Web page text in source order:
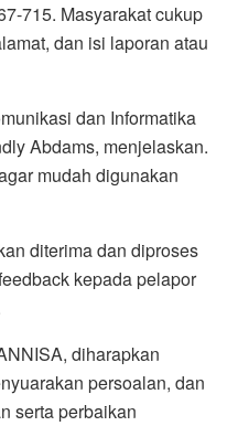
715. Masyarakat cukup
dan isi laporan atau
dan Informatika
Abdams, menjelaskan.
mudah digunakan
diterima dan diproses
kepada pelapor
diharapkan
persoalan, dan
serta perbaikan